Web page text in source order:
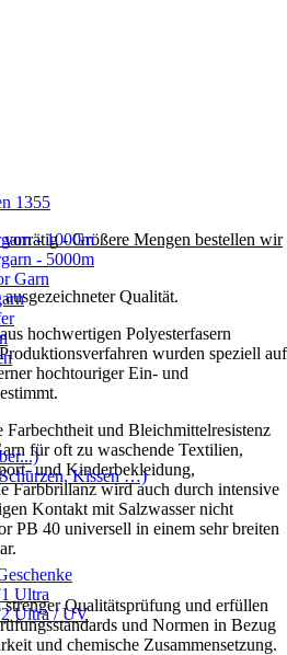
- Größere Mengen bestellen wir
Qualität.
hochwertigen Polyesterfasern
wurden speziell auf
hochtouriger Ein- und
Farbechtheit und Bleichmittelresistenz
für oft zu waschende Textilien,
und Kinderbekleidung,
Farbbrillanz wird auch durch intensive
Kontakt mit Salzwasser nicht
PB 40 universell in einem sehr breiten
Qualitätsprüfung und erfüllen
und Normen in Bezug
und chemische Zusammensetzung.
- 1000m
- 5000m
Garn
Kissen …)
Ultra
Ultra / UV